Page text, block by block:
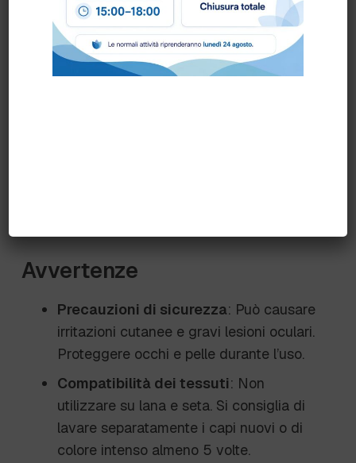
Tanica da 20 kg: Utilizzare con i
prodotti della gamma Oxipur e sistemi di
Avvertenze
Precauzioni di sicurezza: Può causare
irritazioni cutanee e gravi lesioni oculari.
Proteggere occhi e pelle durante l’uso.
Compatibilità dei tessuti: Non
utilizzare su lana e seta. Si consiglia di
lavare separatamente i capi nuovi o di
colore intenso almeno 5 volte.